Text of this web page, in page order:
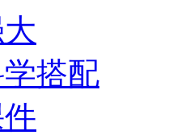
搭配